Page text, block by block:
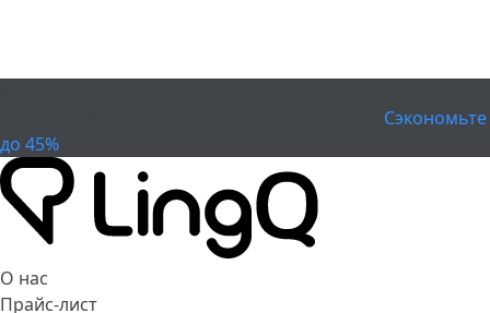
Сэкономьте
до 45%
О нас
Прайс-лист